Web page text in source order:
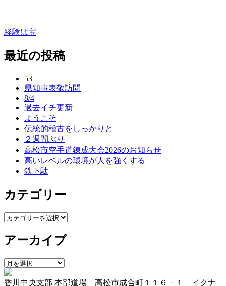
投
稿
経験は宝
最近の投稿
53
県知事表敬訪問
8/4
過去イチ更新
ようこそ
伝統的稽古をしっかりと
２週間ぶり
高松市空手道錬成大会2026のお知らせ
高いレベルの環境が人を強くする
鉄下駄
カテゴリー
カ
ゴ
ー
アーカイブ
ア
ー
カ
香川中央支部 本部道場 高松市成合町１１６－１ イクナ